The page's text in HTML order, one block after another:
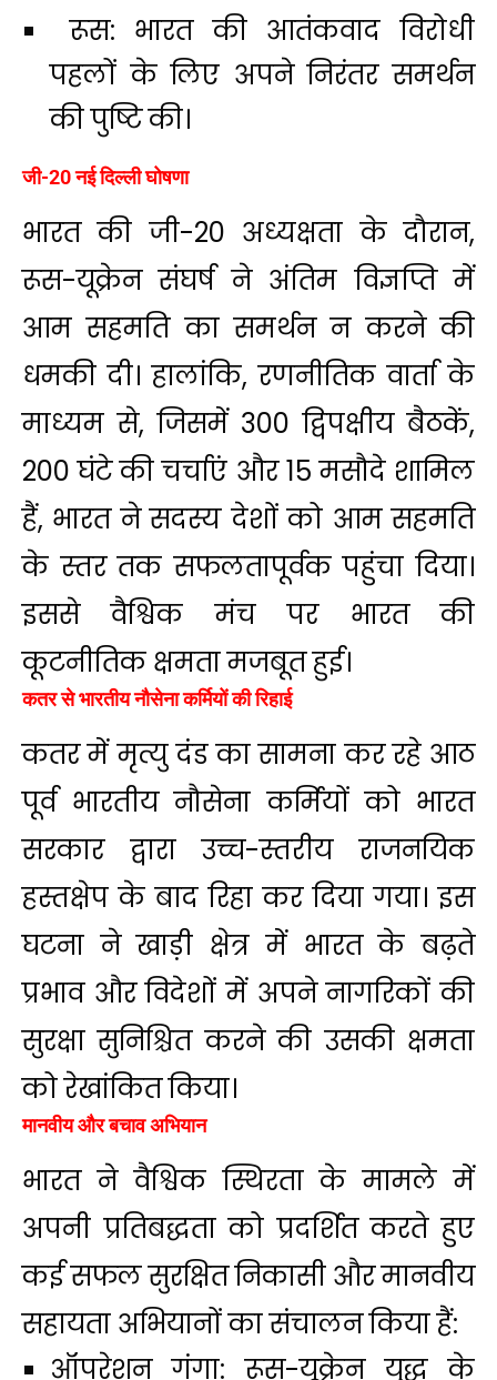
रूस: भारत की आतंकवाद विरोधी
पहलों के लिए अपने निरंतर समर्थन
की पुष्टि की।
जी-20 नई दिल्ली घोषणा
भारत की जी-20 अध्यक्षता के दौरान,
रूस-यूक्रेन संघर्ष ने अंतिम विज्ञप्ति में
आम सहमति का समर्थन न करने की
धमकी दी। हालांकि, रणनीतिक वार्ता के
माध्यम से, जिसमें 300 द्विपक्षीय बैठकें,
200 घंटे की चर्चाएं और 15 मसौदे शामिल
हैं, भारत ने सदस्य देशों को आम सहमति
के स्तर तक सफलतापूर्वक पहुंचा दिया।
इससे वैश्विक मंच पर भारत की
कूटनीतिक क्षमता मजबूत हुई।
कतर से भारतीय नौसेना कर्मियों की रिहाई
कतर में मृत्यु दंड का सामना कर रहे आठ
पूर्व भारतीय नौसेना कर्मियों को भारत
सरकार द्वारा उच्च-स्तरीय राजनयिक
हस्तक्षेप के बाद रिहा कर दिया गया। इस
घटना ने खाड़ी क्षेत्र में भारत के बढ़ते
प्रभाव और विदेशों में अपने नागरिकों की
सुरक्षा सुनिश्चित करने की उसकी क्षमता
को रेखांकित किया।
मानवीय और बचाव अभियान
भारत ने वैश्विक स्थिरता के मामले में
अपनी प्रतिबद्धता को प्रदर्शित करते हुए
कई सफल सुरक्षित निकासी और मानवीय
सहायता अभियानों का संचालन किया हैं:
ऑपरेशन गंगा: रूस-यूक्रेन युद्ध के